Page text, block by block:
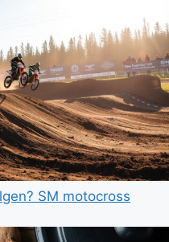
SM motocross